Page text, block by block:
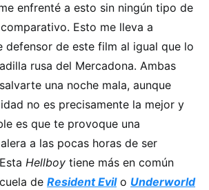
enfrenté a esto sin ningún tipo de
Esto me lleva a
defensor de este film al igual que lo
rusa del Mercadona. Ambas
una noche mala, aunque
no es precisamente la mejor y
es que te provoque una
a las pocas horas de ser
Hellboy tiene más en común
de Resident Evilo Underworld